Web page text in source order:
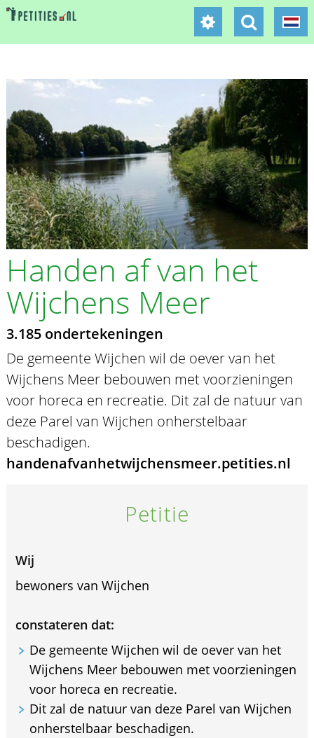
Handen af van het
Wijchens Meer
3.185 ondertekeningen
De gemeente Wijchen wil de oever van het
Wijchens Meer bebouwen met voorzieningen
voor horeca en recreatie. Dit zal de natuur van
deze Parel van Wijchen onherstelbaar
beschadigen.
handenafvanhetwijchensmeer.petities.nl
Petitie
Wij
bewoners van Wijchen
constateren dat:
De gemeente Wijchen wil de oever van het
Wijchens Meer bebouwen met voorzieningen
voor horeca en recreatie.
Dit zal de natuur van deze Parel van Wijchen
onherstelbaar beschadigen.